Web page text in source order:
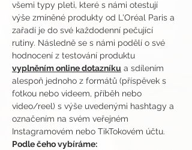
všemi typy pleti, které s námi otestují
výše zmíněné produkty od L'Oréal Paris a
zařadí je do své každodenní pečující
rutiny. Následně se s námi podělí o své
hodnocení z testování produktu
vyplněním online dotazníku a sdílením
alespoň jednoho z formátů (příspěvek s
fotkou nebo videem, příběh nebo
video/reel) s výše uvedenými hashtagy a
označením na svém veřejném
Instagramovém nebo TikTokovém účtu.
Podle čeho vybíráme: